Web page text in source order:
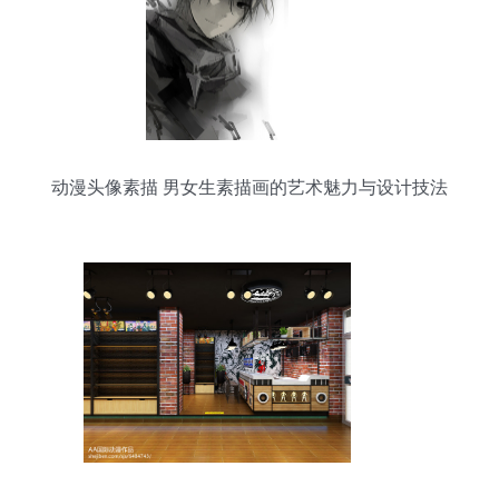
动漫头像素描 男女生素描画的艺术魅力与设计技法